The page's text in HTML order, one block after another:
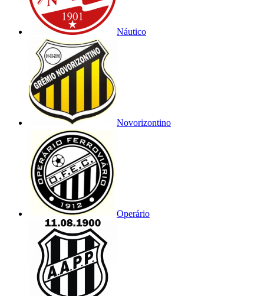
Náutico
Novorizontino
Operário